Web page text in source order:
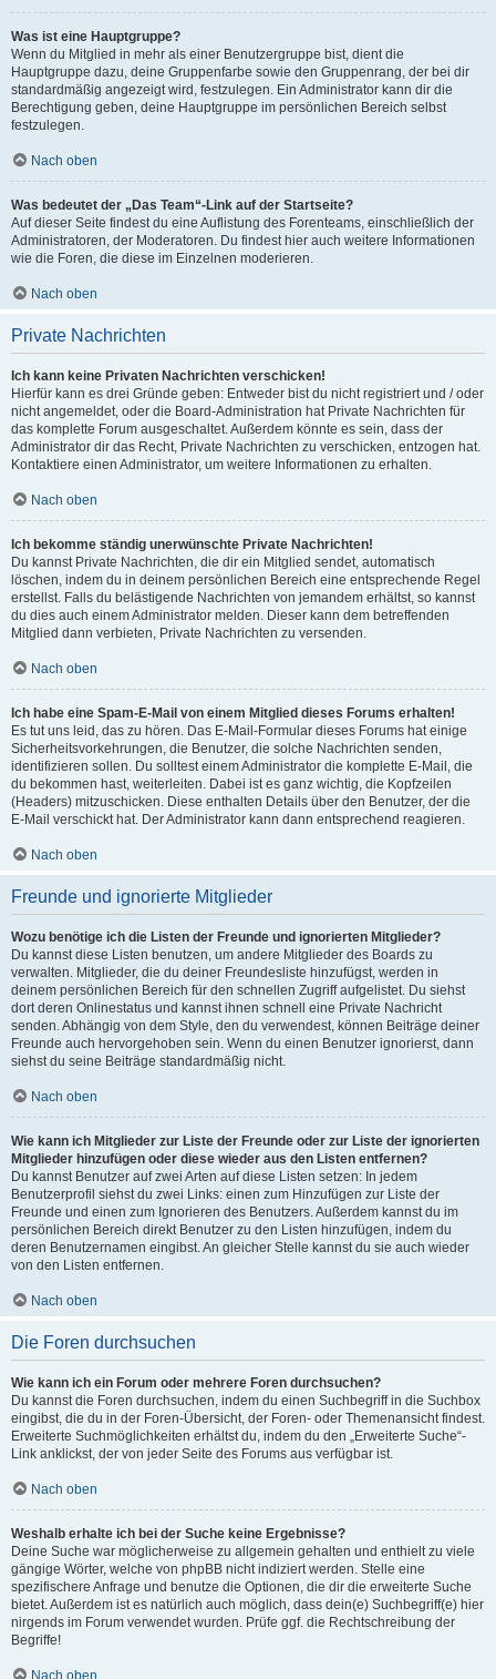
Was ist eine Hauptgruppe?
Wenn du Mitglied in mehr als einer Benutzergruppe bist, dient die
Hauptgruppe dazu, deine Gruppenfarbe sowie den Gruppenrang, der bei dir
standardmäßig angezeigt wird, festzulegen. Ein Administrator kann dir die
Berechtigung geben, deine Hauptgruppe im persönlichen Bereich selbst
festzulegen.
Nach oben
Was bedeutet der „Das Team“-Link auf der Startseite?
Auf dieser Seite findest du eine Auflistung des Forenteams, einschließlich der
Administratoren, der Moderatoren. Du findest hier auch weitere Informationen
wie die Foren, die diese im Einzelnen moderieren.
Nach oben
Private Nachrichten
Ich kann keine Privaten Nachrichten verschicken!
Hierfür kann es drei Gründe geben: Entweder bist du nicht registriert und / oder
nicht angemeldet, oder die Board-Administration hat Private Nachrichten für
das komplette Forum ausgeschaltet. Außerdem könnte es sein, dass der
Administrator dir das Recht, Private Nachrichten zu verschicken, entzogen hat.
Kontaktiere einen Administrator, um weitere Informationen zu erhalten.
Nach oben
Ich bekomme ständig unerwünschte Private Nachrichten!
Du kannst Private Nachrichten, die dir ein Mitglied sendet, automatisch
löschen, indem du in deinem persönlichen Bereich eine entsprechende Regel
erstellst. Falls du belästigende Nachrichten von jemandem erhältst, so kannst
du dies auch einem Administrator melden. Dieser kann dem betreffenden
Mitglied dann verbieten, Private Nachrichten zu versenden.
Nach oben
Ich habe eine Spam-E-Mail von einem Mitglied dieses Forums erhalten!
Es tut uns leid, das zu hören. Das E-Mail-Formular dieses Forums hat einige
Sicherheitsvorkehrungen, die Benutzer, die solche Nachrichten senden,
identifizieren sollen. Du solltest einem Administrator die komplette E-Mail, die
du bekommen hast, weiterleiten. Dabei ist es ganz wichtig, die Kopfzeilen
(Headers) mitzuschicken. Diese enthalten Details über den Benutzer, der die
E-Mail verschickt hat. Der Administrator kann dann entsprechend reagieren.
Nach oben
Freunde und ignorierte Mitglieder
Wozu benötige ich die Listen der Freunde und ignorierten Mitglieder?
Du kannst diese Listen benutzen, um andere Mitglieder des Boards zu
verwalten. Mitglieder, die du deiner Freundesliste hinzufügst, werden in
deinem persönlichen Bereich für den schnellen Zugriff aufgelistet. Du siehst
dort deren Onlinestatus und kannst ihnen schnell eine Private Nachricht
senden. Abhängig von dem Style, den du verwendest, können Beiträge deiner
Freunde auch hervorgehoben sein. Wenn du einen Benutzer ignorierst, dann
siehst du seine Beiträge standardmäßig nicht.
Nach oben
Wie kann ich Mitglieder zur Liste der Freunde oder zur Liste der ignorierten
Mitglieder hinzufügen oder diese wieder aus den Listen entfernen?
Du kannst Benutzer auf zwei Arten auf diese Listen setzen: In jedem
Benutzerprofil siehst du zwei Links: einen zum Hinzufügen zur Liste der
Freunde und einen zum Ignorieren des Benutzers. Außerdem kannst du im
persönlichen Bereich direkt Benutzer zu den Listen hinzufügen, indem du
deren Benutzernamen eingibst. An gleicher Stelle kannst du sie auch wieder
von den Listen entfernen.
Nach oben
Die Foren durchsuchen
Wie kann ich ein Forum oder mehrere Foren durchsuchen?
Du kannst die Foren durchsuchen, indem du einen Suchbegriff in die Suchbox
eingibst, die du in der Foren-Übersicht, der Foren- oder Themenansicht findest.
Erweiterte Suchmöglichkeiten erhältst du, indem du den „Erweiterte Suche“-
Link anklickst, der von jeder Seite des Forums aus verfügbar ist.
Nach oben
Weshalb erhalte ich bei der Suche keine Ergebnisse?
Deine Suche war möglicherweise zu allgemein gehalten und enthielt zu viele
gängige Wörter, welche von phpBB nicht indiziert werden. Stelle eine
spezifischere Anfrage und benutze die Optionen, die dir die erweiterte Suche
bietet. Außerdem ist es natürlich auch möglich, dass dein(e) Suchbegriff(e) hier
nirgends im Forum verwendet wurden. Prüfe ggf. die Rechtschreibung der
Begriffe!
Nach oben